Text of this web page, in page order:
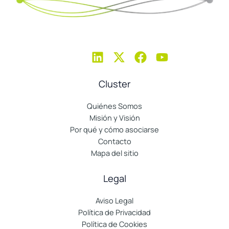
Cluster
Quiénes Somos
Misión y Visión
Por qué y cómo asociarse
Contacto
Mapa del sitio
Legal
Aviso Legal
Política de Privacidad
Política de Cookies